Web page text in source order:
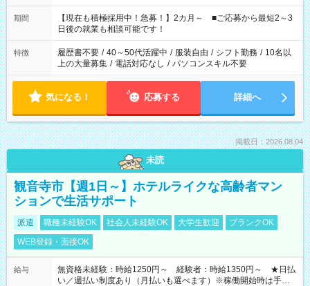
い」 「余裕を持って夕飯の準備がしたい」 「できれば残業はし
たくない」 など、ご希望を教えてくださいね。 ※Wワーク希望
の方へ 今ご覧のお仕事で希望する勤務時間と、もう1つのお仕事
の勤務時間。 合計で週40時間を超える場合は応募できません。
期間
【現在も積極採用中！急募！】2カ月～ ■ご応募から最短2～3
日後の就業も相談可能です！
特徴 履歴書不要 / 40～50代活躍中 / 服装自由 / シフト勤務 / 10名以
上の大量募集 / 電話対応なし / パソコンスキル不要
気になる！ 応募する 詳細へ
掲載日：2026.08.04
未読
観音寺市【週1日～】ホテルライクな高齢者マン
ションで生活サポート
派遣 職種未経験OK 社会人未経験OK 大学生歓迎
ブランクOK
WEB登録・面接OK
給与
無資格未経験：時給1250円～ 経験者：時給1350円～ ★日払
い／週払い制度あり（月払いも選べます）※稼働開始時は手続き